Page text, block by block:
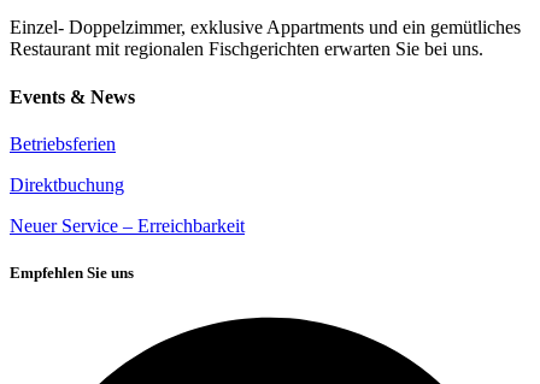
Einzel- Doppelzimmer, exklusive Appartments und ein gemütliches
Restaurant mit regionalen Fischgerichten erwarten Sie bei uns.
Events & News
Betriebsferien
Direktbuchung
Neuer Service – Erreichbarkeit
Empfehlen Sie uns